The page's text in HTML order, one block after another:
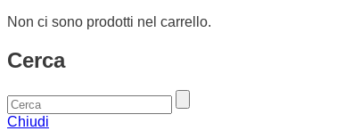
Non ci sono prodotti nel carrello.
Cerca
Chiudi